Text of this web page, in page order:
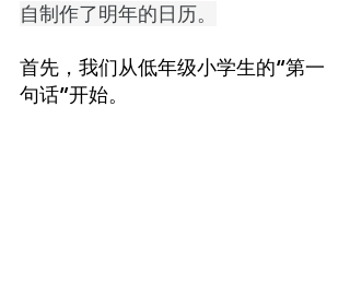
自制作了明年的日历。
首先，我们从低年级小学生的“第一
句话”开始。